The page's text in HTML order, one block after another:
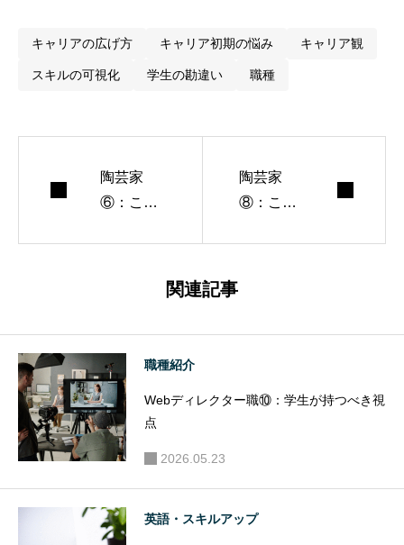
キャリアの広げ方 キャリア初期の悩み キャリア観
スキルの可視化 学生の勘違い 職種
陶芸家
⑥：この
陶芸家
⑧：この
関連記事
職種紹介
Webディレクター職⑩：学生が持つべき視
点
2026.05.23
英語・スキルアップ